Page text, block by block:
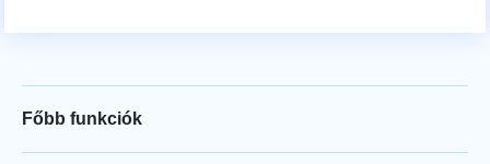
Főbb funkciók